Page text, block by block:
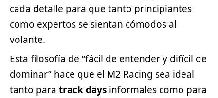
cada detalle para que tanto principiantes
como expertos se sientan cómodos al
volante.
Esta filosofía de “fácil de entender y difícil de
dominar” hace que el M2 Racing sea ideal
tanto para track days informales como para